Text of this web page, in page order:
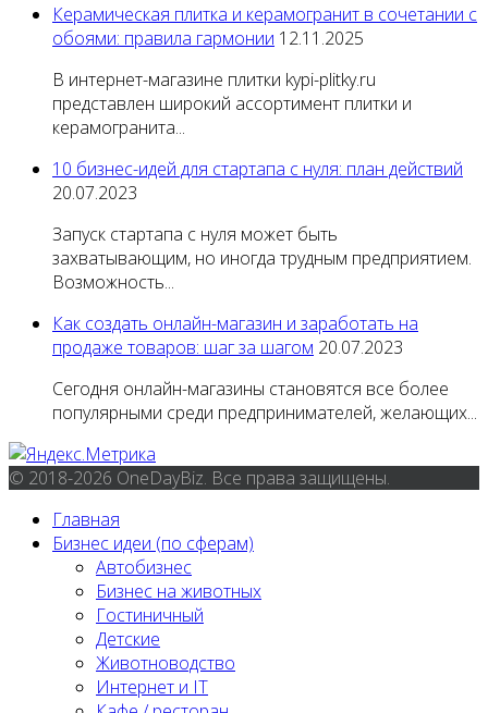
Керамическая плитка и керамогранит в сочетании с
обоями: правила гармонии 12.11.2025
В интернет-магазине плитки kypi-plitky.ru
представлен широкий ассортимент плитки и
керамогранита...
10 бизнес-идей для стартапа с нуля: план действий
20.07.2023
Запуск стартапа с нуля может быть
захватывающим, но иногда трудным предприятием.
Возможность...
Как создать онлайн-магазин и заработать на
продаже товаров: шаг за шагом 20.07.2023
Сегодня онлайн-магазины становятся все более
популярными среди предпринимателей, желающих...
© 2018-2026 OneDayBiz. Все права защищены.
Главная
Бизнес идеи (по сферам)
Автобизнес
Бизнес на животных
Гостиничный
Детские
Животноводство
Интернет и IT